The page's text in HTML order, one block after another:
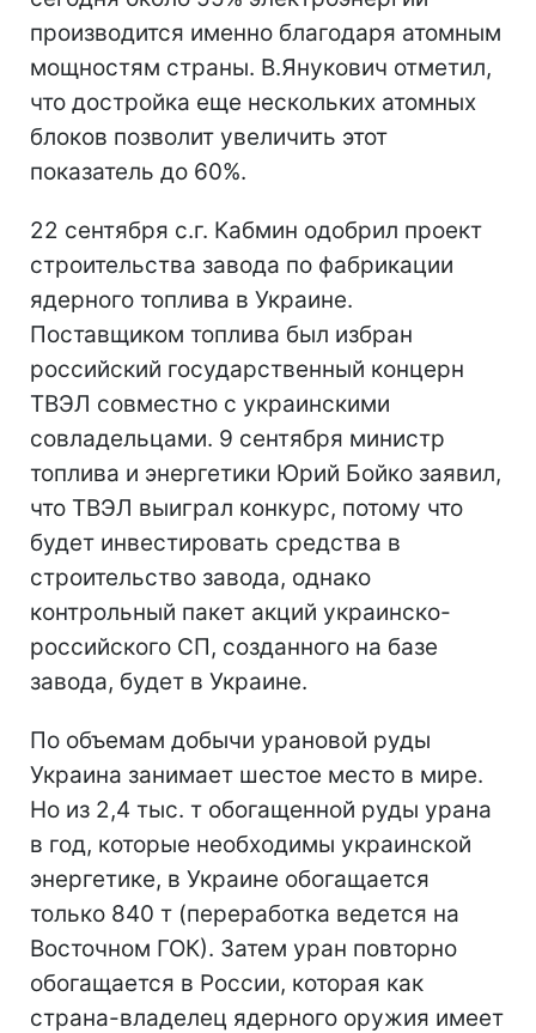
производится именно благодаря атомным
мощностям страны. В.Янукович отметил,
что достройка еще нескольких атомных
блоков позволит увеличить этот
показатель до 60%.
22 сентября с.г. Кабмин одобрил проект
строительства завода по фабрикации
ядерного топлива в Украине.
Поставщиком топлива был избран
российский государственный концерн
ТВЭЛ совместно с украинскими
совладельцами. 9 сентября министр
топлива и энергетики Юрий Бойко заявил,
что ТВЭЛ выиграл конкурс, потому что
будет инвестировать средства в
строительство завода, однако
контрольный пакет акций украинско-
российского СП, созданного на базе
завода, будет в Украине.
По объемам добычи урановой руды
Украина занимает шестое место в мире.
Но из 2,4 тыс. т обогащенной руды урана
в год, которые необходимы украинской
энергетике, в Украине обогащается
только 840 т (переработка ведется на
Восточном ГОК). Затем уран повторно
обогащается в России, которая как
страна-владелец ядерного оружия имеет